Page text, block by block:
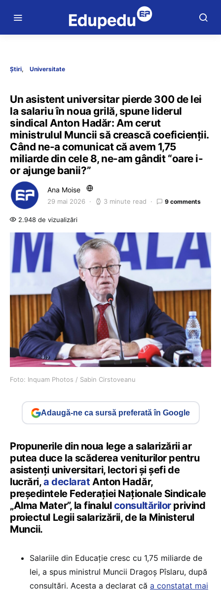
Știri Universitate
Un asistent universitar pierde 300 de lei
la salariu în noua grilă, spune liderul
sindical Anton Hadăr: Am cerut
ministruluI Muncii să crească coeficienții.
Când ne-a comunicat că avem 1,75
miliarde din cele 8, ne-am gândit “oare i-
or ajunge banii?”
Ana Moise
29 mai 2026 3 minute read 9 comments
2.948 de vizualizări
Foto: Inquam Photos / Sabin Cirstoveanu
Adaugă-ne ca sursă preferată în Google
Propunerile din noua lege a salarizării ar
putea duce la scăderea veniturilor pentru
asistenți universitari, lectori și șefi de
lucrări,a declarat Anton Hadăr,
președintele Federației Naționale Sindicale
„Alma Mater”, la finalulconsultărilorprivind
proiectul Legii salarizării, de la Ministerul
Muncii.
Salariile din Educație cresc cu 1,75 miliarde de
lei, a spus ministrul Muncii Dragoș Pîslaru, după
consultări. Acesta a declarat că a constatat mai